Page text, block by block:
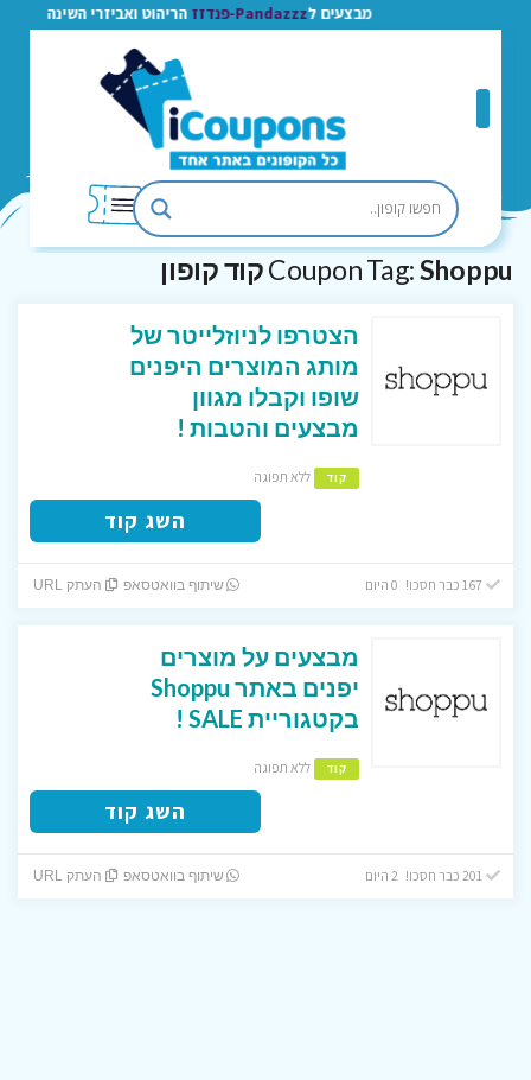
מבצעים ל Pandazzz-פנדזז הריהוט ואביזרי השינה
Coupon Tag:Shoppu קוד קופון
הצטרפו לניוזלייטר של
מותג המוצרים היפנים
שופו וקבלו מגוון
מבצעים והטבות !
קוד ללא תפוגה
השג קוד
שיתוף בוואטסאפ העתק URL
מבצעים על מוצרים
יפנים באתר Shoppu
בקטגוריית SALE !
קוד ללא תפוגה
השג קוד
201 כבר חסכו! 2 היום שיתוף בוואטסאפ העתק URL